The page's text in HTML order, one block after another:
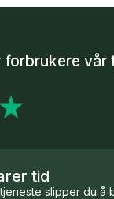
forbrukere vår
tid
slipper du å